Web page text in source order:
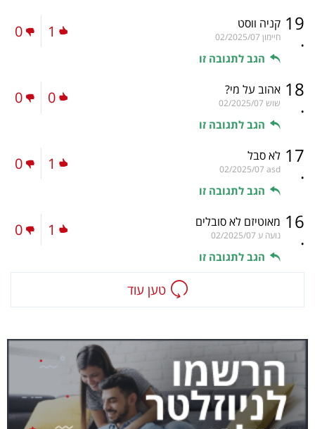
19
.
קניה ווסט
חיימון 02/2025/07
הגב לתגובה זו
1
0
18
.
אהוב על מי?
שוש 02/2025/07
הגב לתגובה זו
0
0
17
.
לא סבל
asd
02/2025/07
הגב לתגובה זו
1
0
16
.
מאוטיזם לא סובלים
נועה ע 02/2025/07
הגב לתגובה זו
1
0
טען עוד